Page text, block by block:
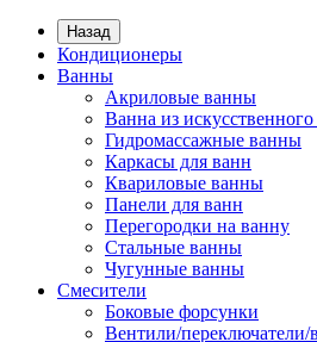
Назад
Кондиционеры
Ванны
Акриловые ванны
Ванна из
Гидромассажные ванны
Каркасы для ванн
Квариловые ванны
Панели для ванн
Перегородки на ванну
Стальные ванны
Чугунные ванны
Смесители
Боковые форсунки
Вентили/переключатели/